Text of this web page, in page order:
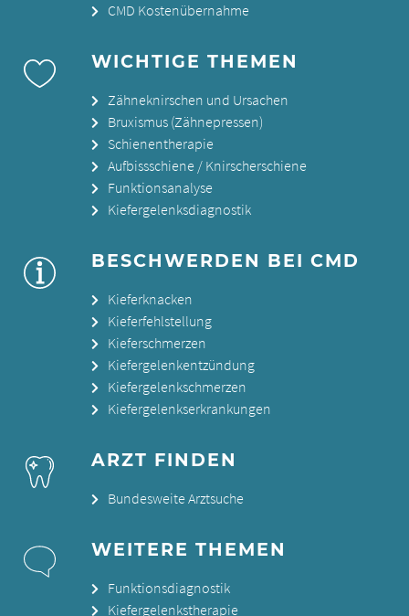
CMD Kostenübernahme
WICHTIGE THEMEN
Zähneknirschen und Ursachen
Bruxismus (Zähnepressen)
Schienentherapie
Aufbissschiene / Knirscherschiene
Funktionsanalyse
Kiefergelenksdiagnostik
BESCHWERDEN BEI CMD
Kieferknacken
Kieferfehlstellung
Kieferschmerzen
Kiefergelenkentzündung
Kiefergelenkschmerzen
Kiefergelenkserkrankungen
ARZT FINDEN
Bundesweite Arztsuche
WEITERE THEMEN
Funktionsdiagnostik
Kiefergelenkstherapie